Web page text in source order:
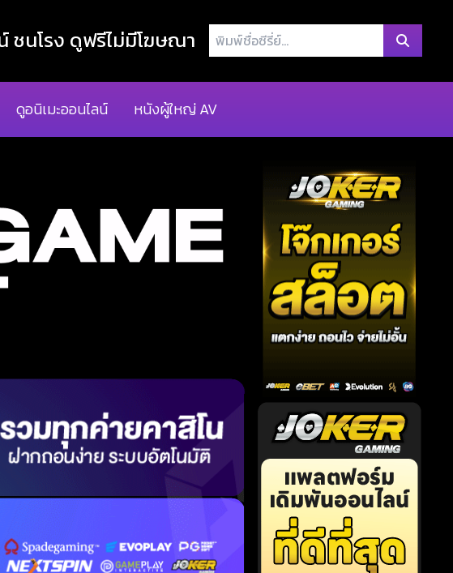
ชนโรง ดูฟรีไม่มีโฆษณา
พิมพ์
ชื่อ
ย์...
ดูอนิเมะออนไลน์ หนังผู้ใหญ่ AV